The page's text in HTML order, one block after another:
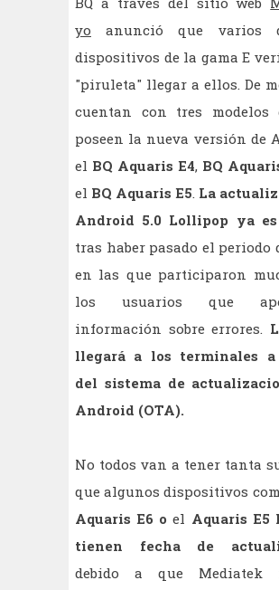
yo anunció que varios
dispositivos de la gama E
"piruleta" llegar a ellos. De
cuentan con tres modelos
poseen la nueva versión de
el BQ Aquaris E4, BQ
el BQ Aquaris E5. La
Android 5.0 Lollipop ya
tras haber pasado el periodo
en las que participaron
los usuarios que
información sobre errores.
llegará a los terminales a
del sistema de
Android (OTA).
No todos van a tener tanta
que algunos dispositivos
Aquaris E6 oel Aquaris E5
tienen fecha de
debido a que Mediatek